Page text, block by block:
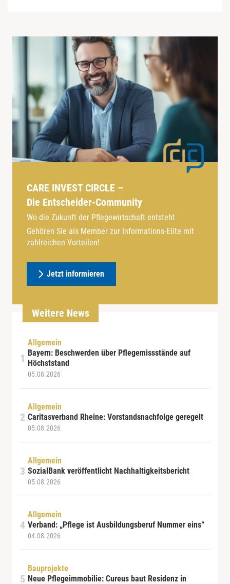
CARE INVEST CIRCLE –
Die Entscheider-Community
Wo die Zukunft der Pflegewirtschaft entsteht
Gehören Sie als Member zur Informations-Elite mit
zahlreichen Vorteilen!
Jetzt informieren
Weitere News
Allgemein
Bayern: Beschwerden über Pflegemissstände auf
Höchststand
05.08.2026
Allgemein
Caritasverband Rheine: Vorstandsnachfolge geregelt
05.08.2026
Allgemein
SozialBank veröffentlicht Nachhaltigkeitsbericht
05.08.2026
Allgemein
Verband: „Pflege ist Ausbildungsberuf Nummer eins“
04.08.2026
Bauprojekte
Neue Pflegeimmobilie: Cureus baut Residenz in